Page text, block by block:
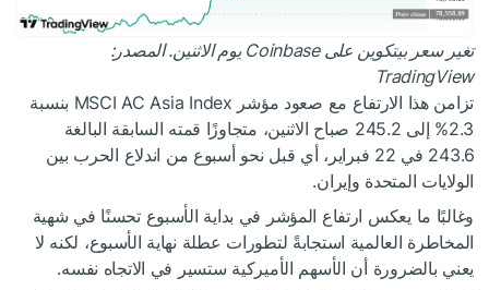
تغير سعر بيتكوين على Coinbase يوم الاثنين. المصدر:
TradingView
تزامن هذا الارتفاع مع صعود مؤشر MSCI AC Asia Index بنسبة
2.3% إلى 245.2 صباح الاثنين، متجاوزًا قمته السابقة البالغة
243.6 في 22 فبراير، أي قبل نحو أسبوع من اندلاع الحرب بين
الولايات المتحدة وإيران.
وغالبًا ما يعكس ارتفاع المؤشر في بداية الأسبوع تحسنًا في شهية
المخاطرة العالمية استجابةً لتطورات عطلة نهاية الأسبوع، لكنه لا
يعني بالضرورة أن الأسهم الأميركية ستسير في الاتجاه نفسه.